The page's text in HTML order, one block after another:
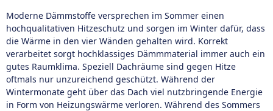
Moderne Dämmstoffe versprechen im Sommer einen
hochqualitativen Hitzeschutz und sorgen im Winter dafür, dass
die Wärme in den vier Wänden gehalten wird. Korrekt
verarbeitet sorgt hochklassiges Dämmmaterial immer auch ein
gutes Raumklima. Speziell Dachräume sind gegen Hitze
oftmals nur unzureichend geschützt. Während der
Wintermonate geht über das Dach viel nutzbringende Energie
in Form von Heizungswärme verloren. Während des Sommers